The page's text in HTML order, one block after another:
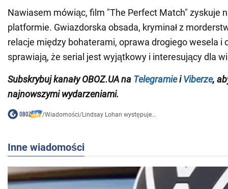
Nawiasem mówiąc, film "The Perfect Match" zyskuje
platformie. Gwiazdorska obsada, kryminał z
relacje między bohaterami, oprawa drogiego wesela i
sprawiają, że serial jest wyjątkowy i interesujący dla
Subskrybuj kanały OBOZ.UA na TelegramieiViberze,
najnowszymi wydarzeniami.
/Wiadomości/Lindsay Lohan występuje...
Inne wiadomości